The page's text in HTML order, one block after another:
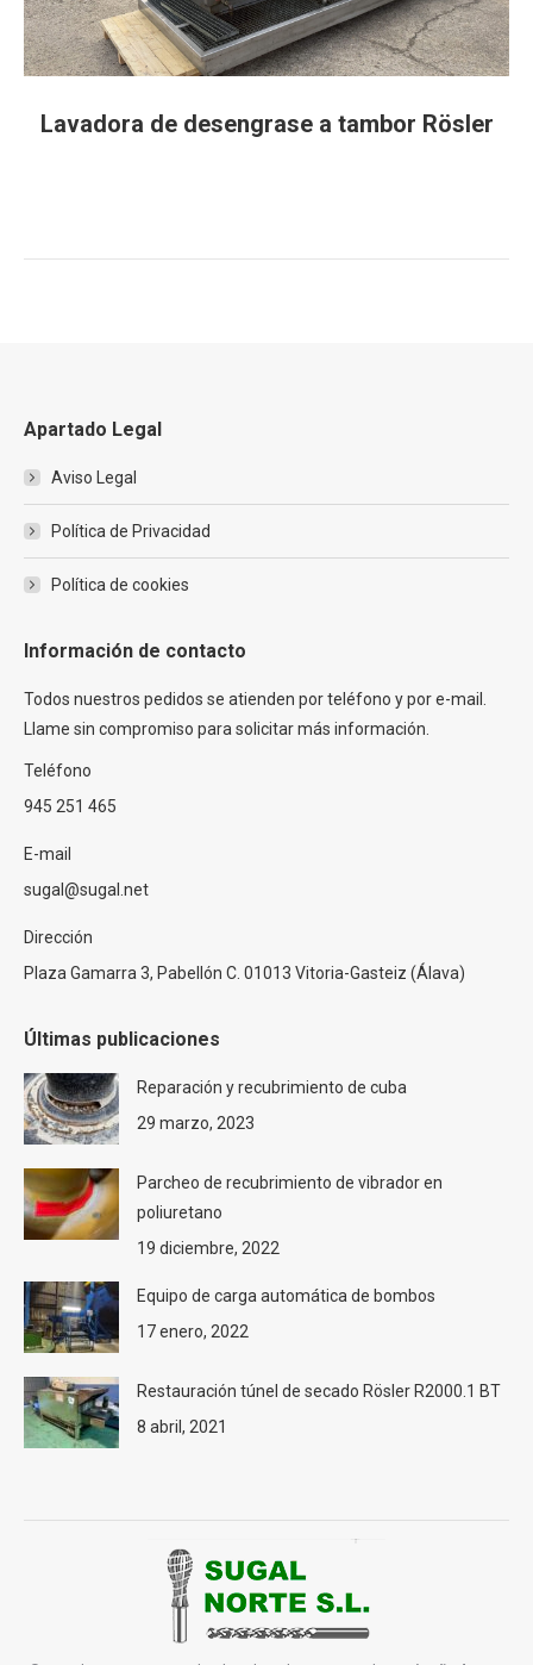
Lavadora de desengrase a tambor Rösler
Apartado Legal
Aviso Legal
Política de Privacidad
Política de cookies
Información de contacto
Todos nuestros pedidos se atienden por teléfono y por e-mail.
Llame sin compromiso para solicitar más información.
Teléfono
945 251 465
E-mail
sugal@sugal.net
Dirección
Plaza Gamarra 3, Pabellón C. 01013 Vitoria-Gasteiz (Álava)
Últimas publicaciones
Reparación y recubrimiento de cuba
29 marzo, 2023
Parcheo de recubrimiento de vibrador en
poliuretano
19 diciembre, 2022
Equipo de carga automática de bombos
17 enero, 2022
Restauración túnel de secado Rösler R2000.1 BT
8 abril, 2021